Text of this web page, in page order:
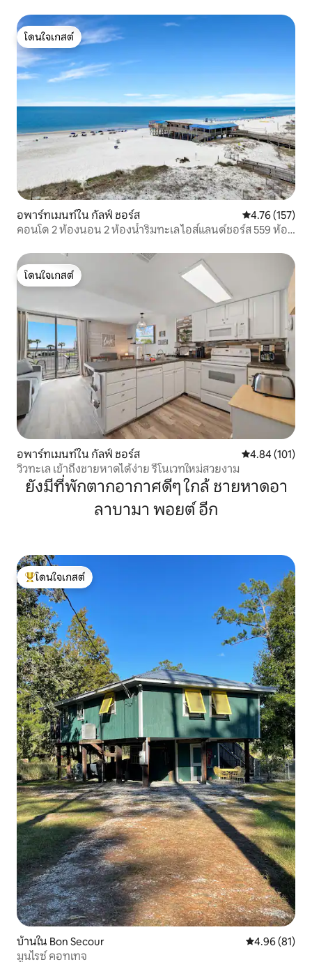
โดนใจเกสต์
โดนใจเกสต์
อพาร์ทเมนท์ใน กัลฟ์ ชอร์ส คะแนนเฉลี่ย
4.76 (157)
คอนโด 2 ห้องนอน 2 ห้องน้ำริมทะเล ไอส์แลนด์ชอร์ส 559 ห้อง
โดนใจเกสต์
โดนใจเกสต์
อพาร์ทเมนท์ใน กัลฟ์ ชอร์ส คะแนนเฉลี่ย
4.84 (101)
วิวทะเล เข้าถึงชายหาดได้ง่าย รีโนเวทใหม่สวยงาม
ยังมีที่พักตากอากาศดีๆ ใกล้ ชายหาดอา
ลาบามา พอยต์ อีก
โดนใจเกสต์ที่สุด
โดนใจเกสต์
บ้านใน Bon Secour คะแนนเฉลี่ย
4.96 (81)
มูนไรซ์ คอทเทจ